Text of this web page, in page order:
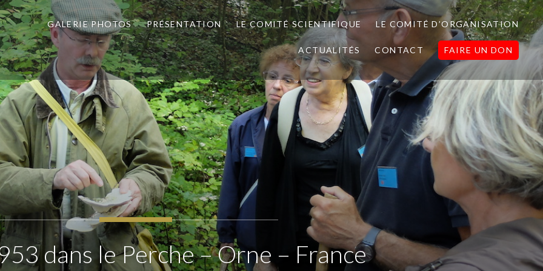
de Bellême
GALERIE PHOTOS PRÉSENTATION LE COMITÉ SCIENTIFIQUE LE COMITÉ D’ORGANISATION
ACTUALITÉS CONTACT FAIRE UN DON
dans le Perche – Orne – France